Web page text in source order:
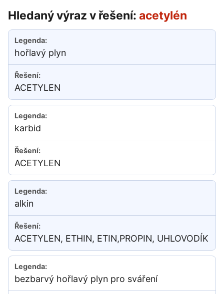
Hledaný výraz v řešení: acetylén
hořlavý plyn
ACETYLEN
karbid
ACETYLEN
alkin
ACETYLEN, ETHIN, ETIN,PROPIN, UHLOVODÍK
bezbarvý hořlavý plyn pro sváření